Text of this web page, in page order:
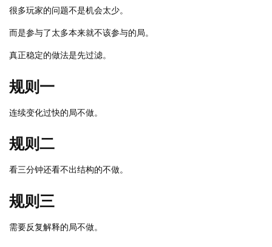
很多玩家的问题不是机会太少。
而是参与了太多本来就不该参与的局。
真正稳定的做法是先过滤。
规则一
连续变化过快的局不做。
规则二
看三分钟还看不出结构的不做。
规则三
需要反复解释的局不做。